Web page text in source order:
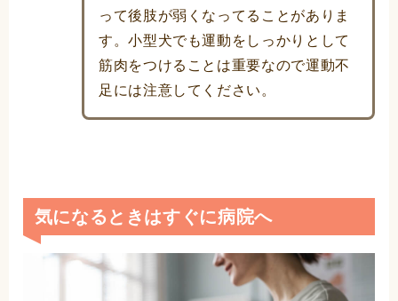
って後肢が弱くなってることがありま
す。小型犬でも運動をしっかりとして
筋肉をつけることは重要なので運動不
足には注意してください。
気になるときはすぐに病院へ